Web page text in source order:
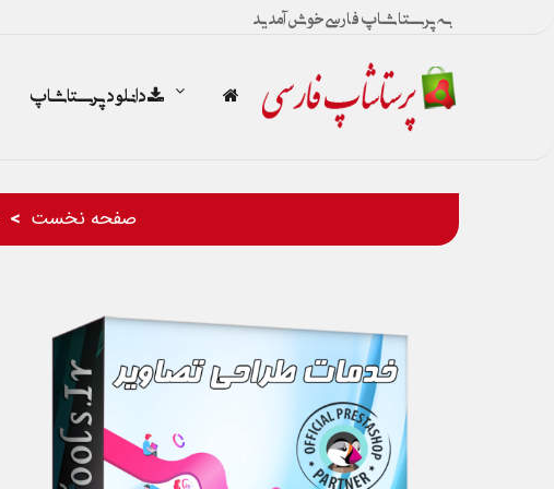
به پرستاشاپ فارسی خوش آمدید
دانلود پرستاشاپ
صفحه نخست